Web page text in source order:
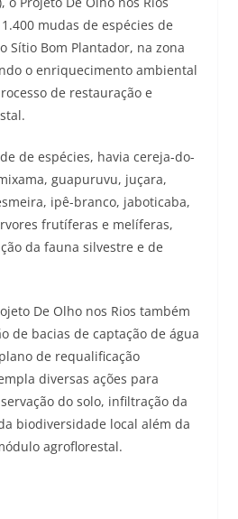
mudas de espécies de
Sítio Bom Plantador, na zona
o enriquecimento ambiental
de restauração e
de espécies, havia cereja-do-
guapuruvu, juçara,
ipê-branco, jaboticaba,
frutíferas e melíferas,
da fauna silvestre e de
De Olho nos Rios também
de bacias de captação de água
de requalificação
diversas ações para
do solo, infiltração da
biodiversidade local além da
agroflorestal.